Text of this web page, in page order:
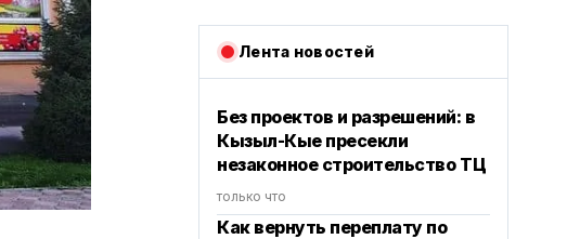
Лента новостей
Без проектов и разрешений: в
Кызыл-Кые пресекли
незаконное строительство ТЦ
только что
Как вернуть переплату по